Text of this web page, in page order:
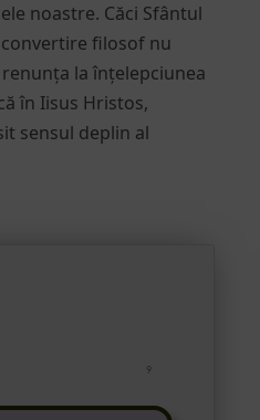
noastre. Căci Sfântul
filosof nu
la înțelepciunea
în Iisus Hristos,
sensul deplin al